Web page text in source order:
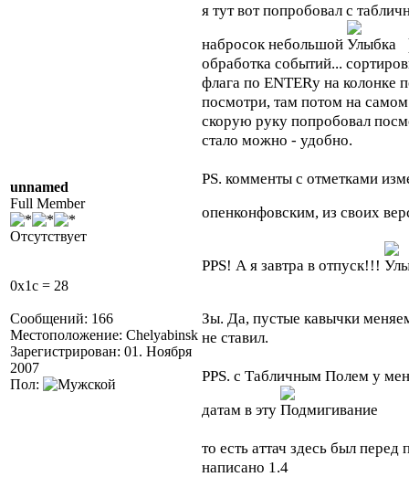
unnamed
Full Member
Отсутствует
0x1c = 28
Сообщений: 166
Местоположение: Chelyabinsk
Зарегистрирован: 01. Ноября
2007
Пол:
я тут вот попробовал с
набросок небольшой
обработка событий...
флага по ENTERу на
посмотри, там потом на
скорую руку попробовал
стало можно - удобно.
PS. комменты с отметками
опенконфовским, из своих
PPS! А я завтра в отпуск!!!
Зы. Да, пустые кавычки
не ставил.
PPS. с Табличным Полем у
датам в эту
то есть аттач здесь был
написано 1.4